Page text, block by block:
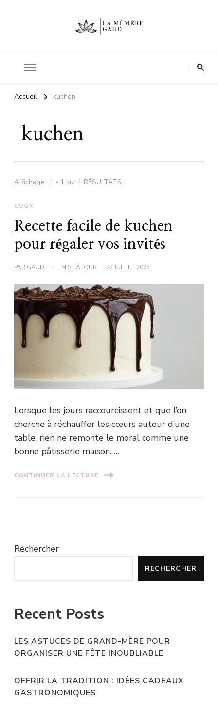
Accueil kuchen
kuchen
Affichage : 1 - 1 sur 1 RÉSULTATS
COOK
Recette facile de kuchen
pour régaler vos invités
PAR GAUD MISE À JOUR LE 22 JUILLET 2025
Lorsque les jours raccourcissent et que l’on
cherche à réchauffer les cœurs autour d’une
table, rien ne remonte le moral comme une
bonne pâtisserie maison. …
CONTINUER LA LECTURE
Rechercher
RECHERCHER
Recent Posts
LES ASTUCES DE GRAND-MÈRE POUR
ORGANISER UNE FÊTE INOUBLIABLE
OFFRIR LA TRADITION : IDÉES CADEAUX
GASTRONOMIQUES